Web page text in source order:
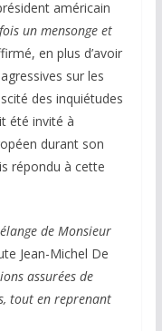
américain
un mensonge et
en plus d’avoir
sur les
des inquiétudes
été invité à
durant son
répondu à cette
de Monsieur
Jean-Michel De
assurées de
tout en reprenant